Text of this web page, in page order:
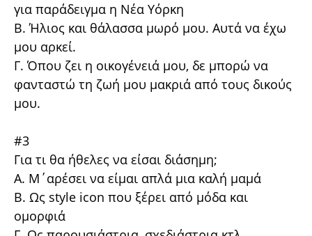
για παράδειγμα η Νέα Υόρκη
Β. Ήλιος και θάλασσα μωρό μου. Αυτά να έχω
μου αρκεί.
Γ. Όπου ζει η οικογένειά μου, δε μπορώ να
φανταστώ τη ζωή μου μακριά από τους δικούς
μου.
#3
Για τι θα ήθελες να είσαι διάσημη;
Α. Μ΄αρέσει να είμαι απλά μια καλή μαμά
Β. Ως style icon που ξέρει από μόδα και
ομορφιά